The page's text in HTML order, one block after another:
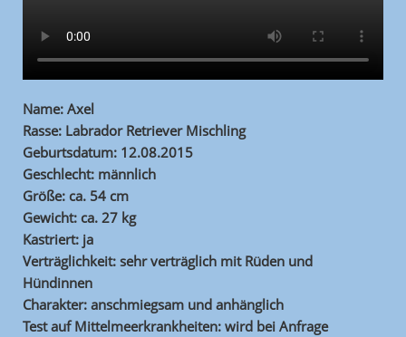
Name: Axel
Rasse: Labrador Retriever Mischling
Geburtsdatum: 12.08.2015
Geschlecht: männlich
Größe: ca. 54 cm
Gewicht: ca. 27 kg
Kastriert: ja
Verträglichkeit: sehr verträglich mit Rüden und
Hündinnen
Charakter: anschmiegsam und anhänglich
Test auf Mittelmeerkrankheiten: wird bei Anfrage